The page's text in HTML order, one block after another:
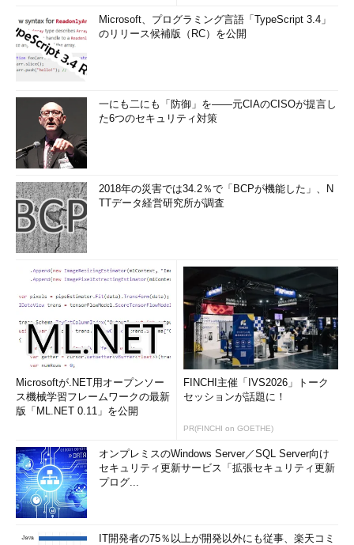
Microsoft、プログラミング言語「TypeScript 3.4」
のリリース候補版（RC）を公開
一にも二にも「防御」を――元CIAのCISOが提言し
た6つのセキュリティ対策
2018年の災害では34.2％で「BCPが機能した」、N
TTデータ経営研究所が調査
Microsoftが.NET用オープンソー
ス機械学習フレームワークの最新
版「ML.NET 0.11」を公開
FINCHI主催「IVS2026」トーク
セッションが話題に！
PR(FINCHI on GOETHE)
オンプレミスのWindows Server／SQL Server向け
セキュリティ更新サービス「拡張セキュリティ更新
プログ...
IT開発者の75％以上が開発以外にも従事、楽天コミ